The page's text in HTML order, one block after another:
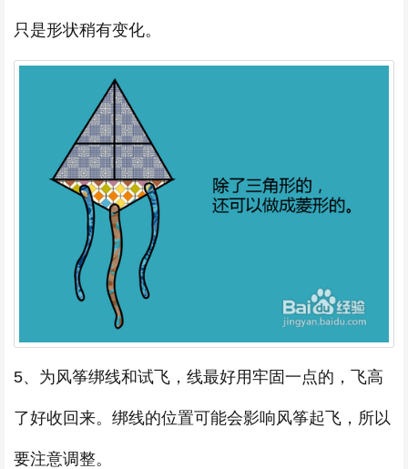
只是形状稍有变化。
5、为风筝绑线和试飞，线最好用牢固一点的，飞高
了好收回来。绑线的位置可能会影响风筝起飞，所以
要注意调整。